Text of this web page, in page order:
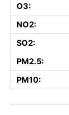
O3:
NO2:
SO2:
PM2.5:
PM10: